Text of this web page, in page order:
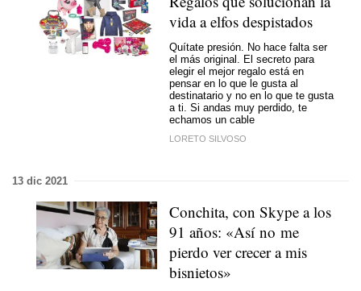
vida a elfos despistados
Quítate presión. No hace falta ser
el más original. El secreto para
elegir el mejor regalo está en
pensar en lo que le gusta al
destinatario y no en lo que te gusta
a ti. Si andas muy perdido, te
echamos un cable
LORETO SILVOSO
13 dic 2021
Conchita, con Skype a los
91 años: «Así no me
pierdo ver crecer a mis
bisnietos»